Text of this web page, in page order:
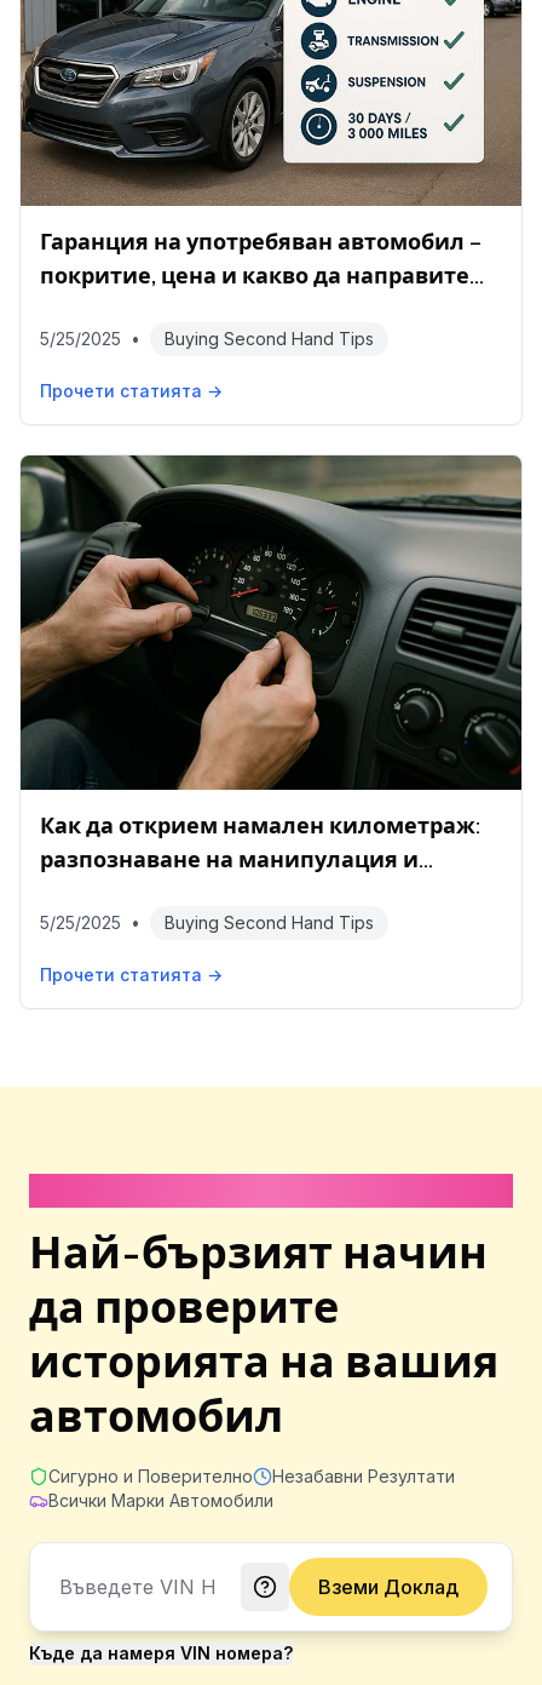
Гаранция на употребяван автомобил –
покритие, цена и какво да направите
5/25/2025 • Buying Second Hand Tips
Прочети статията →
Как да открием намален километраж:
разпознаване на манипулация и
5/25/2025 • Buying Second Hand Tips
Прочети статията →
Най-бързият начин
да проверите
историята на вашия
автомобил
Сигурно и Поверително
Незабавни Резултати
Всички Марки Автомобили
Вземи Доклад
Къде да намеря VIN номера?